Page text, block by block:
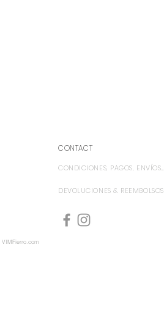
CONTACT
CONDICIONES, PAGOS, ENVÍOS...
DEVOLUCIONES & REEMBOLSOS
VIMFierro.com